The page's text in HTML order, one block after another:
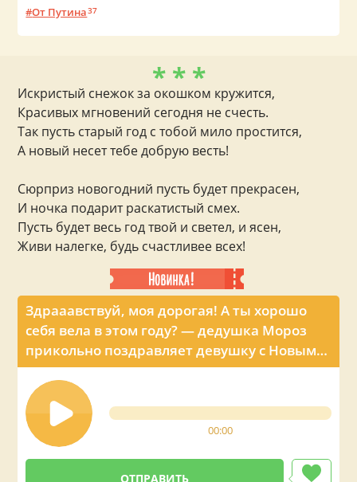
От Путина37
Здрааавствуй, моя дорогая! А ты хорошо
себя вела в этом году? — дедушка Мороз
прикольно поздравляет девушку с Новым
годом по телефону
00:00
* * *
Искристый снежок за окошком кружится,
Красивых мгновений сегодня не счесть.
Так пусть старый год с тобой мило простится,
А новый несет тебе добрую весть!
Сюрприз новогодний пусть будет прекрасен,
И ночка подарит раскатистый смех.
Пусть будет весь год твой и светел, и ясен,
Живи налегке, будь счастливее всех!